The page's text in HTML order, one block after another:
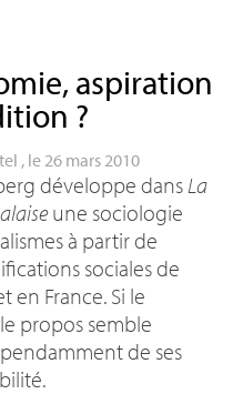
aspiration
?
, le 26 mars 2010
développe dans La
une sociologie
à partir de
sociales de
en France. Si le
propos semble
de ses